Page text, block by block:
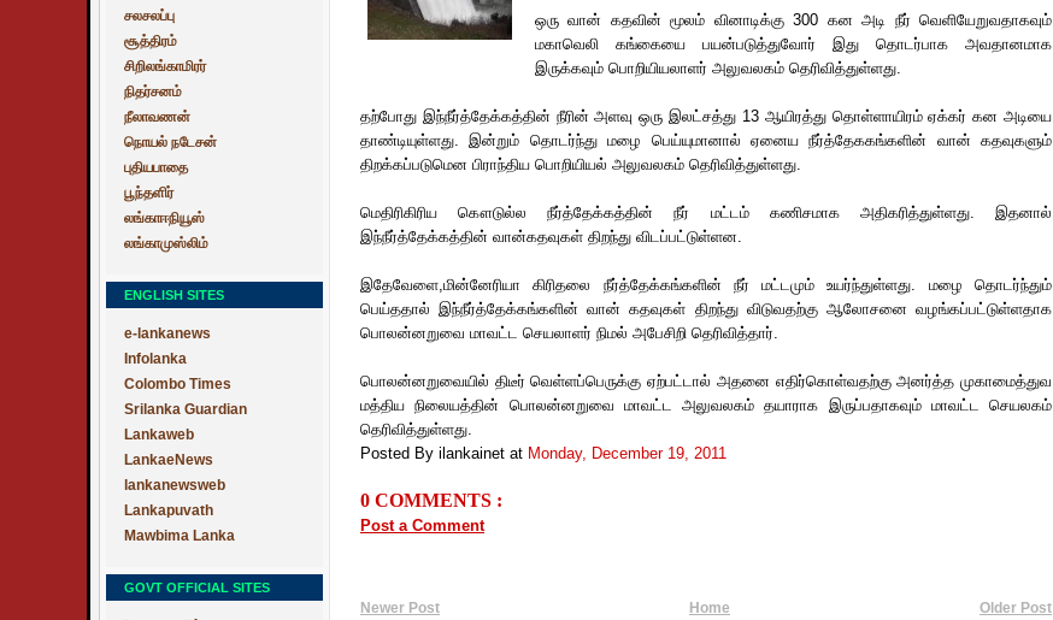
சலசலப்பு
சூத்திரம்
சிறிலங்காமிரர்
நிதர்சனம்
நீலாவணன்
நொயல் நடேசன்
புதியபாதை
பூந்தளிர்
லங்காஈநியூஸ்
லங்காமுஸ்லிம்
ENGLISH SITES
e-lankanews
Infolanka
Colombo Times
Srilanka Guardian
Lankaweb
LankaeNews
lankanewsweb
Lankapuvath
Mawbima Lanka
GOVT OFFICIAL SITES
ஒரு வான் கதவின் மூலம் வினாடிக்கு 300 கன அடி நீர் வெளியேறுவதாகவும்
மகாவெலி கங்கையை பயன்படுத்துவோர் இது தொடர்பாக அவதானமாக
இருக்கவும் பொறியியலாளர் அலுவலகம் தெரிவித்துள்ளது.
தற்போது இந்நீர்த்தேக்கத்தின் நீரின் அளவு ஒரு இலட்சத்து 13 ஆயிரத்து தொள்ளாயிரம் ஏக்கர் கன அடியை
தாண்டியுள்ளது. இன்றும் தொடர்ந்து மழை பெய்யுமானால் ஏனைய நீர்த்தேககங்களின் வான் கதவுகளும்
திறக்கப்படுமென பிராந்திய பொறியியல் அலுவலகம் தெரிவித்துள்ளது.
மெதிரிகிரிய கௌடுல்ல நீர்த்தேக்கத்தின் நீர் மட்டம் கணிசமாக அதிகரித்துள்ளது. இதனால்
இந்நீர்த்தேக்கத்தின் வான்கதவுகள் திறந்து விடப்பட்டுள்ளன.
இதேவேளை,மின்னேரியா கிரிதலை நீர்த்தேக்கங்களின் நீர் மட்டமும் உயர்ந்துள்ளது. மழை தொடர்ந்தும்
பெய்ததால் இந்நீர்த்தேக்கங்களின் வான் கதவுகள் திறந்து விடுவதற்கு ஆலோசனை வழங்கப்பட்டுள்ளதாக
பொலன்னறுவை மாவட்ட செயலாளர் நிமல் அபேசிறி தெரிவித்தார்.
பொலன்னறுவையில் திடீர் வெள்ளப்பெருக்கு ஏற்பட்டால் அதனை எதிர்கொள்வதற்கு அனர்த்த முகாமைத்துவ
மத்திய நிலையத்தின் பொலன்னறுவை மாவட்ட அலுவலகம் தயாராக இருப்பதாகவும் மாவட்ட செயலகம்
தெரிவித்துள்ளது.
Posted By ilankainet at Monday, December 19, 2011
0 COMMENTS :
Post a Comment
Newer Post Older Post
Home